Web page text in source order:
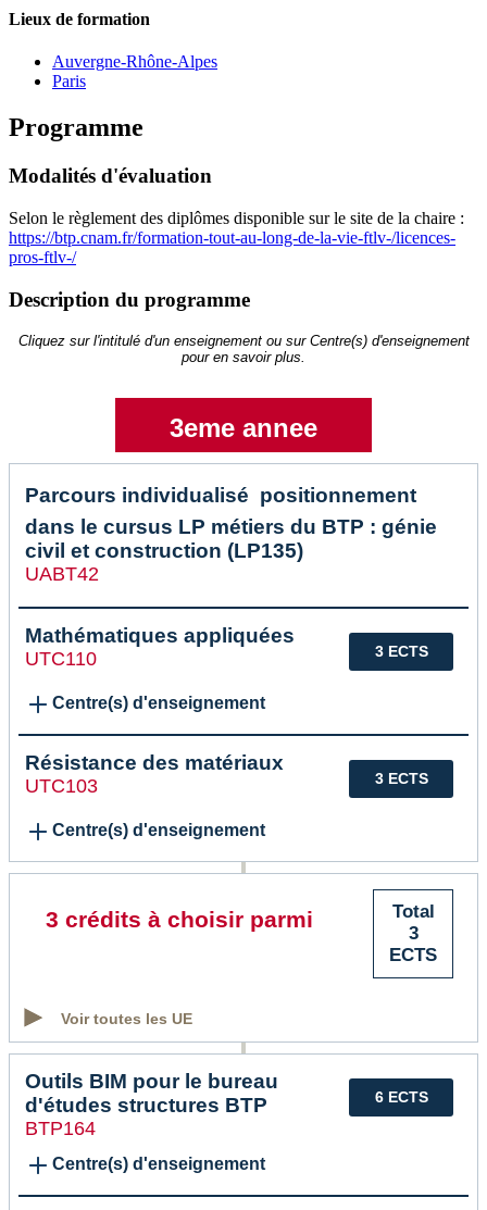
Lieux de formation
Auvergne-Rhône-Alpes
Paris
Programme
Modalités d'évaluation
Selon le règlement des diplômes disponible sur le site de la chaire :
https://btp.cnam.fr/formation-tout-au-long-de-la-vie-ftlv-/licences-
pros-ftlv-/
Description du programme
Cliquez sur l'intitulé d'un enseignement ou sur Centre(s) d'enseignement
pour en savoir plus.
3eme annee
Parcours individualisé  positionnement
dans le cursus LP métiers du BTP : génie
civil et construction (LP135)
UABT42
3 ECTS
Mathématiques appliquées
UTC110
Centre(s) d'enseignement
3 ECTS
Résistance des matériaux
UTC103
Centre(s) d'enseignement
Total
3
ECTS
3 crédits à choisir parmi
Voir toutes les UE
6 ECTS
Outils BIM pour le bureau
d'études structures BTP
BTP164
Centre(s) d'enseignement